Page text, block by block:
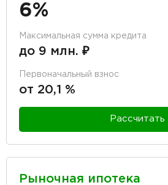
6%
Максимальная сумма кредита
до 9 млн. ₽
Первоначальный взнос
от 20,1 %
Рассчитать
Рыночная ипотека